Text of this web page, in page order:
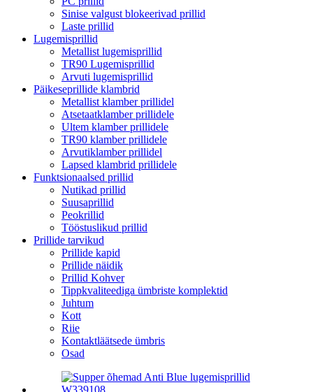
Sinise valgust blokeerivad prillid
Laste prillid
Lugemisprillid
Metallist lugemisprillid
TR90 Lugemisprillid
Arvuti lugemisprillid
Päikeseprillide klambrid
Metallist klamber prillidel
Atsetaatklamber prillidele
Ultem klamber prillidele
TR90 klamber prillidele
Arvutiklamber prillidel
Lapsed klambrid prillidele
Funktsionaalsed prillid
Nutikad prillid
Suusaprillid
Peokrillid
Tööstuslikud prillid
Prillide tarvikud
Prillide kapid
Prillide näidik
Prillid Kohver
Tippkvaliteediga ümbriste komplektid
Juhtum
Kott
Riie
Kontaktläätsede ümbris
Osad